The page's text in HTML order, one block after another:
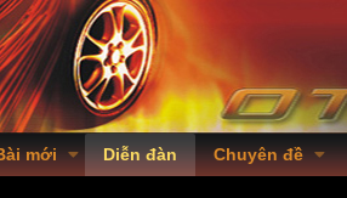
mới Diễn đàn Chuyên đề